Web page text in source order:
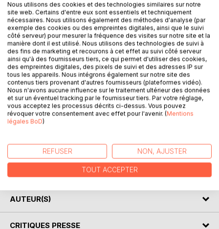
Vous souffrez d'insuffisance cardiaque ?
Ce livre de recettes vierge, élaboré par Cédric MENARD
diététicien-nutritionniste, sera pour vous le compagnon
idéal ! En effet, toutes vos créations culinaires, adaptées à
votre insuffisance cardiaque, pourront lui être confiées et
donc, très faciles à cuisiner à nouveau et à volonté.
Comme tout livre de recettes personnalisées, il deviendra
très rapidement un compagnon diététique précieux.
De nombreux conseils nutritionnels, parfaitement adaptés à
votre insuffisance cardiaque, vous seront proposés, ainsi,
tout en prenant la plume, vous apprendrez très rapidement
vous, très vite, un soutien efficace et indispensable.
Cet ouvrage est également disponible avec une couverture
AUTEUR(S)
CRITIQUES PRESSE
Nous utilisons des cookies et des technologies similaires sur notre
site web. Certains d'entre eux sont essentiels et techniquement
nécessaires. Nous utilisons également des méthodes d'analyse (par
exemple des cookies ou des empreintes digitales, ainsi que le suivi
côté serveur) pour mesurer la fréquence des visites sur notre site et la
manière dont il est utilisé. Nous utilisons des technologies de suivi à
des fins de marketing et recourons à cet effet au suivi côté serveur
ainsi qu'à des fournisseurs tiers, ce qui permet d'utiliser des cookies,
des empreintes digitales, des pixels de suivi et des adresses IP sur
tous les appareils. Nous intégrons également sur notre site des
contenus tiers provenant d'autres fournisseurs (plateformes vidéo).
Nous n'avons aucune influence sur le traitement ultérieur des données
et sur un éventuel tracking par le fournisseur tiers. Par votre réglage,
vous acceptez les processus décrits ci-dessus. Vous pouvez
révoquer votre consentement avec effet pour l'avenir. (Mentions
légales BoD)
REFUSER NON, AJUSTER
TOUT ACCEPTER